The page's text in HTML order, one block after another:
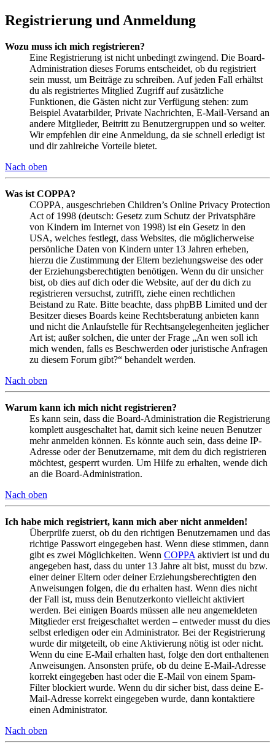
Registrierung und Anmeldung
Wozu muss ich mich registrieren?
Eine Registrierung ist nicht unbedingt zwingend. Die Board-
Administration dieses Forums entscheidet, ob du registriert
sein musst, um Beiträge zu schreiben. Auf jeden Fall erhältst
du als registriertes Mitglied Zugriff auf zusätzliche
Funktionen, die Gästen nicht zur Verfügung stehen: zum
Beispiel Avatarbilder, Private Nachrichten, E-Mail-Versand an
andere Mitglieder, Beitritt zu Benutzergruppen und so weiter.
Wir empfehlen dir eine Anmeldung, da sie schnell erledigt ist
und dir zahlreiche Vorteile bietet.
Nach oben
Was ist COPPA?
COPPA, ausgeschrieben Children’s Online Privacy Protection
Act of 1998 (deutsch: Gesetz zum Schutz der Privatsphäre
von Kindern im Internet von 1998) ist ein Gesetz in den
USA, welches festlegt, dass Websites, die möglicherweise
persönliche Daten von Kindern unter 13 Jahren erheben,
hierzu die Zustimmung der Eltern beziehungsweise des oder
der Erziehungsberechtigten benötigen. Wenn du dir unsicher
bist, ob dies auf dich oder die Website, auf der du dich zu
registrieren versuchst, zutrifft, ziehe einen rechtlichen
Beistand zu Rate. Bitte beachte, dass phpBB Limited und der
Besitzer dieses Boards keine Rechtsberatung anbieten kann
und nicht die Anlaufstelle für Rechtsangelegenheiten jeglicher
Art ist; außer solchen, die unter der Frage „An wen soll ich
mich wenden, falls es Beschwerden oder juristische Anfragen
zu diesem Forum gibt?“ behandelt werden.
Nach oben
Warum kann ich mich nicht registrieren?
Es kann sein, dass die Board-Administration die Registrierung
komplett ausgeschaltet hat, damit sich keine neuen Benutzer
mehr anmelden können. Es könnte auch sein, dass deine IP-
Adresse oder der Benutzername, mit dem du dich registrieren
möchtest, gesperrt wurden. Um Hilfe zu erhalten, wende dich
an die Board-Administration.
Nach oben
Ich habe mich registriert, kann mich aber nicht anmelden!
Überprüfe zuerst, ob du den richtigen Benutzernamen und das
richtige Passwort eingegeben hast. Wenn diese stimmen, dann
gibt es zwei Möglichkeiten. Wenn COPPA aktiviert ist und du
angegeben hast, dass du unter 13 Jahre alt bist, musst du bzw.
einer deiner Eltern oder deiner Erziehungsberechtigten den
Anweisungen folgen, die du erhalten hast. Wenn dies nicht
der Fall ist, muss dein Benutzerkonto vielleicht aktiviert
werden. Bei einigen Boards müssen alle neu angemeldeten
Mitglieder erst freigeschaltet werden – entweder musst du dies
selbst erledigen oder ein Administrator. Bei der Registrierung
wurde dir mitgeteilt, ob eine Aktivierung nötig ist oder nicht.
Wenn du eine E-Mail erhalten hast, folge den dort enthaltenen
Anweisungen. Ansonsten prüfe, ob du deine E-Mail-Adresse
korrekt eingegeben hast oder die E-Mail von einem Spam-
Filter blockiert wurde. Wenn du dir sicher bist, dass deine E-
Mail-Adresse korrekt eingegeben wurde, dann kontaktiere
einen Administrator.
Nach oben